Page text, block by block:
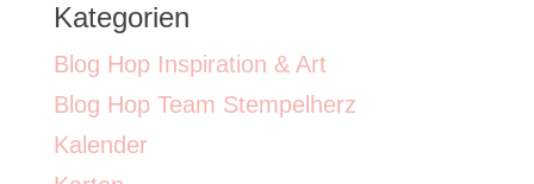
Kategorien
Blog Hop Inspiration & Art
Blog Hop Team Stempelherz
Kalender